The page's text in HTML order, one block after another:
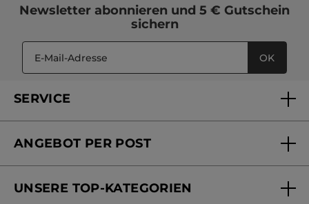
Newsletter abonnieren und 5 € Gutschein
sichern
OK
SERVICE
Mein Konto
Online Preisliste
ANGEBOT PER POST
Versandhandel Preisliste
UNSERE TOP-KATEGORIEN